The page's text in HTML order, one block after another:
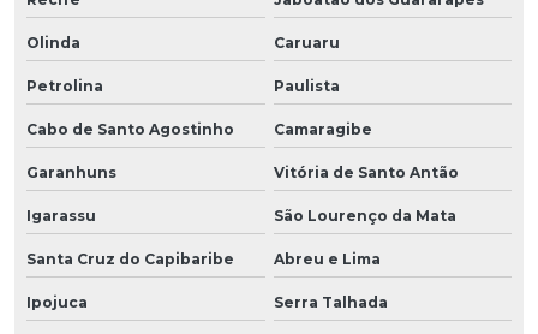
Olinda Caruaru
Petrolina Paulista
Cabo de Santo Agostinho Camaragibe
Garanhuns Vitória de Santo Antão
Igarassu São Lourenço da Mata
Santa Cruz do Capibaribe Abreu e Lima
Ipojuca Serra Talhada